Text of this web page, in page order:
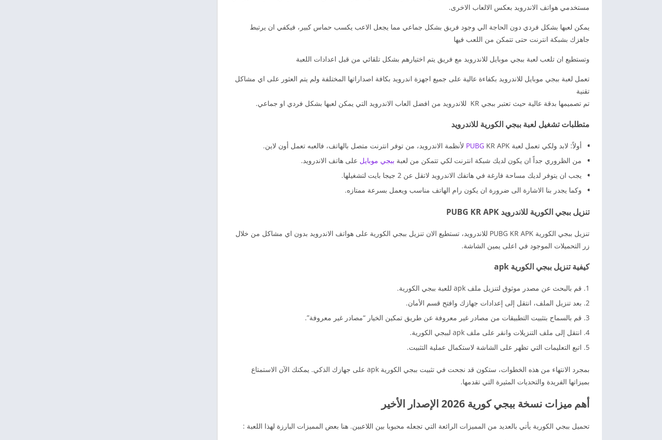
مستخدمي هواتف الاندرويد بعكس الالعاب الاخرى.
يمكن لعبها بشكل فردي دون الحاجة الي وجود فريق بشكل جماعي مما يجعل الاعب يكسب حماس كبير، فيكفي ان يرتبط
جاهزك بشبكة انترنت حتى تتمكن من اللعب فيها
وتستطيع ان تلعب لعبة ببجي موبايل للاندرويد مع فريق يتم اختيارهم بشكل تلقائي من قبل اعدادات اللعبة
تعمل لعبة ببجي موبايل للاندرويد بكفاءة عالية على جميع اجهزة اندرويد بكافة اصداراتها المختلفة ولم يتم العثور على اي مشاكل
تقنية
تم تصميمها بدقة عالية حيث تعتبر ببجي KR للاندرويد من افضل العاب الاندرويد التي يمكن لعبها بشكل فردي او جماعي.
متطلبات تشغيل لعبة ببجي الكورية للاندرويد
أولاً: لابد ولكي تعمل لعبة PUBG KR APK لأنظمة الاندرويد، من توفر انترنت متصل بالهاتف، فالعبه تعمل أون لاين.
من الظروري جداً ان يكون لديك شبكة انترنت لكي تتمكن من لعبة ببجي موبايل على هاتف الاندرويد.
يجب ان يتوفر لديك مساحة فارغة في هاتفك الاندرويد لاتقل عن 2 جيجا بايت لتشغيلها.
وكما يجدر بنا الاشارة الى ضرورة ان يكون رام الهاتف مناسب ويعمل بسرعة ممتازه.
تنزيل ببجي الكورية للاندرويد PUBG KR APK
تنزيل ببجي الكورية PUBG KR APK للاندرويد، تستطيع الان تنزيل ببجي الكورية على هواتف الاندرويد بدون اي مشاكل من خلال
زر التحميلات الموجود في اعلى يمين الشاشة.
كيفية تنزيل ببجي الكورية apk
قم بالبحث عن مصدر موثوق لتنزيل ملف apk للعبة ببجي الكورية.
بعد تنزيل الملف، انتقل إلى إعدادات جهازك وافتح قسم الأمان.
قم بالسماح بتثبيت التطبيقات من مصادر غير معروفة عن طريق تمكين الخيار “مصادر غير معروفة”.
انتقل إلى ملف التنزيلات وانقر على ملف apk لببجي الكورية.
اتبع التعليمات التي تظهر على الشاشة لاستكمال عملية التثبيت.
بمجرد الانتهاء من هذه الخطوات، ستكون قد نجحت في تثبيت ببجي الكورية apk على جهازك الذكي. يمكنك الآن الاستمتاع
بميزاتها الفريدة والتحديات المثيرة التي تقدمها.
أهم ميزات نسخة ببجي كورية 2026 الإصدار الأخير
تحميل ببجي الكورية يأتي بالعديد من المميزات الرائعة التي تجعله محبوبا بين اللاعبين. هنا بعض المميزات البارزة لهذا اللعبة :